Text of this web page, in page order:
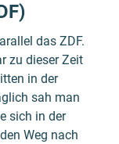
das ZDF.
zu dieser Zeit
in der
sah man
sich in der
Weg nach